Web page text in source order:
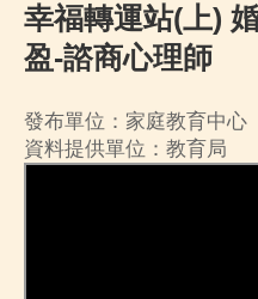
幸福轉運站(上)
盈-諮商心理師
發布單位：家庭教育中心
資料提供單位：教育局